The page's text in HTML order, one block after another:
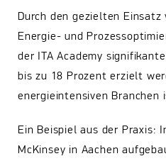
Durch den gezielten
Energie- und
der ITA Academy
bis zu 18 Prozent erzielt
energieintensiven Branchen
Ein Beispiel aus der Praxis:
McKinsey in Aachen